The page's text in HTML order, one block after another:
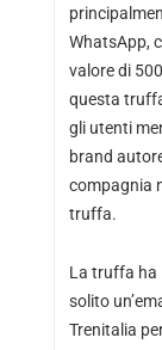
WhatsApp,
valore di
questa
gli utenti
brand
compagnia
truffa.
La truffa ha
solito
Trenitalia